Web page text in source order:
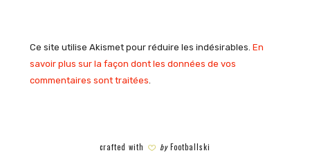
Ce site utilise Akismet pour réduire les indésirables. En
savoir plus sur la façon dont les données de vos
commentaires sont traitées.
crafted with byFootballski